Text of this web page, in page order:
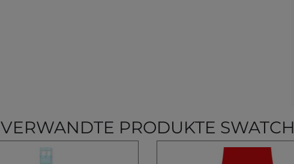
VERWANDTE PRODUKTE SWATCH